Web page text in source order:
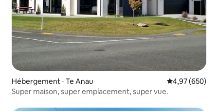
Hébergement ⋅ Te Anau Évaluation
4,97 (650)
Super maison, super emplacement, super vue.